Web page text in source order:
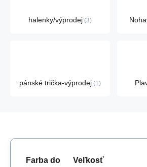
halenky/výprodej 3
pánské trička-výprodej 1
Farba do
Veľkosť